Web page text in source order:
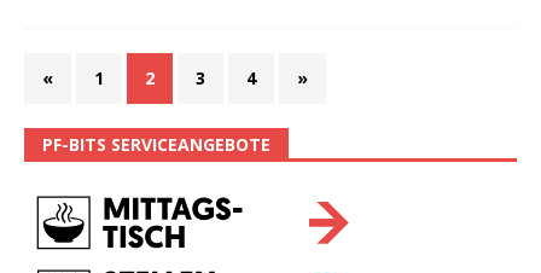
« 1 2 3 4 »
PF-BITS SERVICEANGEBOTE